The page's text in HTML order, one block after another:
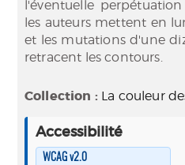
l'éventuelle
les auteurs mettent en
et les mutations d'une
retracent les contours.
Collection : La couleur
Accessibilité
WCAG v2.0